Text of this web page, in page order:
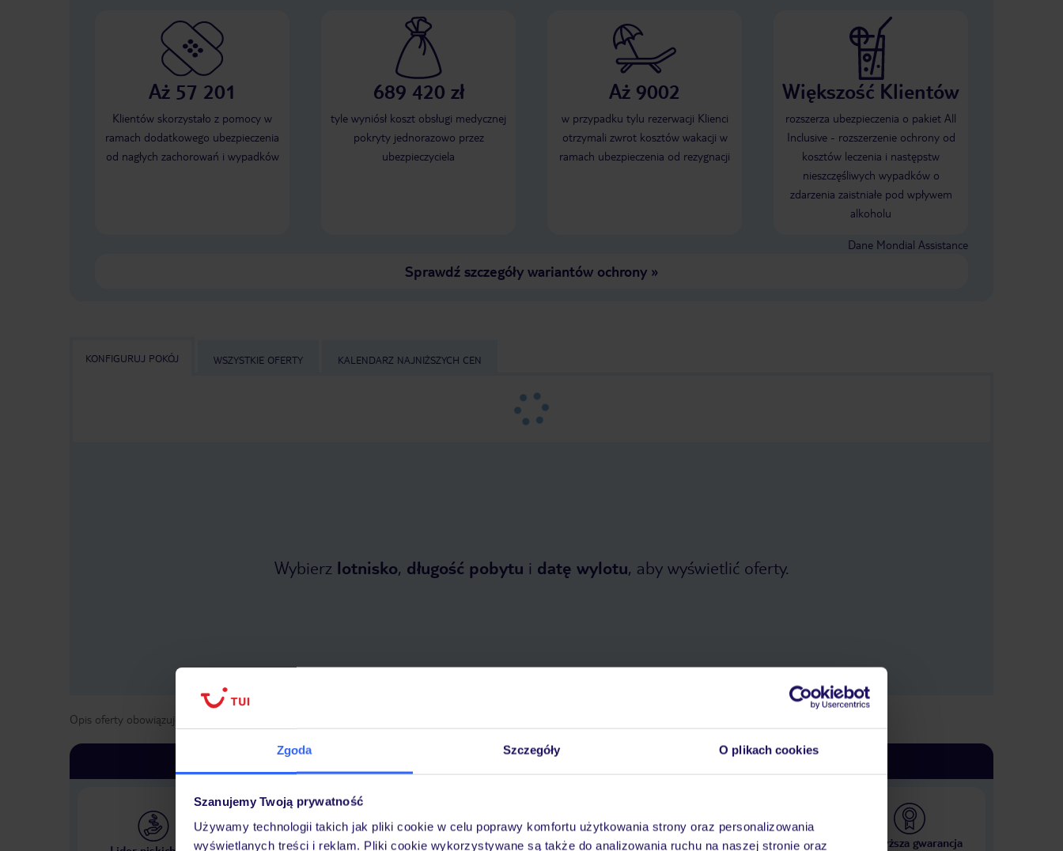
Zgoda Szczegóły O plikach cookies
Szanujemy Twoją prywatność
Używamy technologii takich jak pliki cookie w celu poprawy komfortu użytkowania strony oraz personalizowania
wyświetlanych treści i reklam. Pliki cookie wykorzystywane są także do analizowania ruchu na naszej stronie oraz
Aż 57 201
Klientów skorzystało z pomocy w
ramach dodatkowego ubezpieczenia
od nagłych zachorowań i wypadków
689 420 zł
tyle wyniósł koszt obsługi medycznej
pokryty jednorazowo przez
ubezpieczyciela
Aż 9002
w przypadku tylu rezerwacji Klienci
otrzymali zwrot kosztów wakacji w
ramach ubezpieczenia od rezygnacji
Większość Klientów
rozszerza ubezpieczenia o pakiet All
Inclusive - rozszerzenie ochrony od
kosztów leczenia i następstw
nieszczęśliwych wypadków o
zdarzenia zaistniałe pod wpływem
alkoholu
Dane Mondial Assistance
Sprawdź szczegóły wariantów ochrony»
KONFIGURUJ POKÓJ WSZYSTKIE OFERTY KALENDARZ NAJNIŻSZYCH CEN
Wybierz lotnisko, długość pobytu i datę wylotu, aby wyświetlić oferty.
Opis oferty obowiązuje dla wyjazdów w terminie
Dlaczego warto wybrać TUI?
Największe biuro podróży
Tylko u nas opieka na
10 000 hoteli w ponad 50
Najwyższa gwarancja